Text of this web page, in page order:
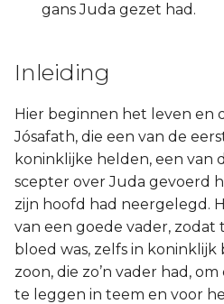
gans Juda gezet had.
Inleiding
Hier beginnen het leven en
Jósafath, die een van de
koninklijke helden, een van
scepter over Juda gevoerd
zijn hoofd had neergelegd.
van een goede vader, zodat
bloed was, zelfs in
zoon, die zo’n vader had,
te leggen in teem en voor